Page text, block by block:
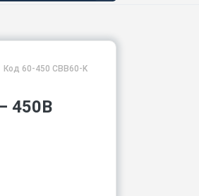
Код 60-450 CBB60-K
450В